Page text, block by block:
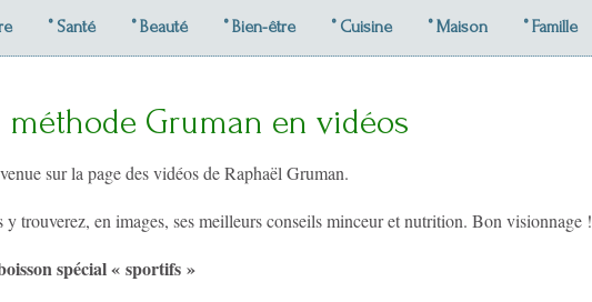
° Santé ° Beauté ° Bien-être ° Cuisine ° Maison ° Famille
méthode Gruman en vidéos
sur la page des vidéos de Raphaël Gruman.
y trouverez, en images, ses meilleurs conseils minceur et nutrition. Bon visionnage !
spécial « sportifs »